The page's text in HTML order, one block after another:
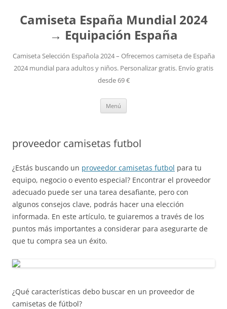
Camiseta España Mundial 2024
→ Equipación España
Camiseta Selección Española 2024 – Ofrecemos camiseta de España
2024 mundial para adultos y niños. Personalizar gratis. Envío gratis
desde 69 €
Menú
proveedor camisetas futbol
¿Estás buscando un proveedor camisetas futbol para tu
equipo, negocio o evento especial? Encontrar el proveedor
adecuado puede ser una tarea desafiante, pero con
algunos consejos clave, podrás hacer una elección
informada. En este artículo, te guiaremos a través de los
puntos más importantes a considerar para asegurarte de
que tu compra sea un éxito.
¿Qué características debo buscar en un proveedor de
camisetas de fútbol?